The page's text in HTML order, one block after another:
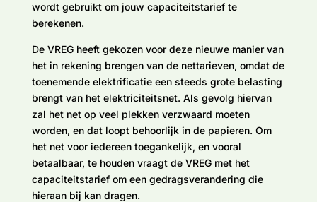
wordt gebruikt om jouw capaciteitstarief te
berekenen.
De VREG heeft gekozen voor deze nieuwe manier van
het in rekening brengen van de nettarieven, omdat de
toenemende elektrificatie een steeds grote belasting
brengt van het elektriciteitsnet. Als gevolg hiervan
zal het net op veel plekken verzwaard moeten
worden, en dat loopt behoorlijk in de papieren. Om
het net voor iedereen toegankelijk, en vooral
betaalbaar, te houden vraagt de VREG met het
capaciteitstarief om een gedragsverandering die
hieraan bij kan dragen.